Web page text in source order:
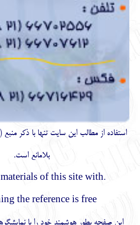
استفاده از مطالب اين سايت تنها با ذكر
بلامانع است.
materials of this site with
the reference is free
این صفحه بطور هوشمند خود را با